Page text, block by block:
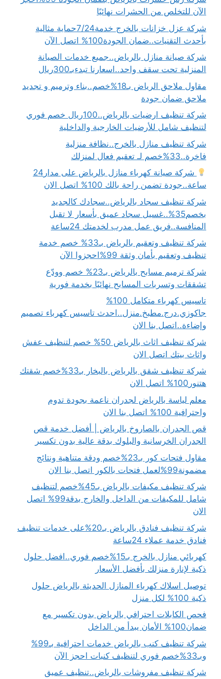
الآن للتخلص من الحشرات نهائيًا
شركة عزل خزانات بالخرج خدمة7/24حماية مثالية
بأحدث التقنيات..ضمان الجودة100% اتصل الآن
شركة صيانة منازل بالرياض..جميع خدمات الصيانة
المنزلية تحت سقف واحد..اسعارنا تبدءبـ300ريال
مقاول ملاحق الرياض بـ18%خصم..بناء وترميم و تجديد
ملاحق ضمان جودة
شركة تنظيف ارضيات بالرياض..100ريال خصم فوري
لتنظيف شامل للأرضيات الخارجية والداخلية
شركة تنظيف منازل بالخرج..نظافة منزلية
فاخرة..33%خصم لـ تعقيم فعال لمنزلك
شركة صيانة كهرباء منازل بالرياض على مدار24
ساعة..جودة تضمن راحة بالك 100% اتصل الان
شركة تنظيف سجاد بالرياض..سجادك كالجديد
بخصم35%..غسيل سجاد عميق بأسعار لا تقبل
المنافسة..فريق عمل مدرب لخدمتك 24ساعة
شركة تنظيف وتعقيم بالرياض بـ33% خصم خدمة
تنظيف وتعقيم بأمان وثقة 99%احجزوا الآن
شركة ترميم مسابح بالرياض بـ23% خصم وودّع
تشققات وتسربات المسابح نهائيًا بخدمة فورية
تاسيس كهرباء متكامل 100%
جاكوزي.درج.مطبخ.منزل..احدث تاسيس كهرباء تصميم
وإضاءة..اتصل بنا الان
شركة تنظيف اثاث بالرياض 50% خصم لتنظيف عفش
واثاث بيتك اتصل الان
شركة تنظيف شقق بالرياض بالبخار بـ33%خصم شقتك
هتنور100% اتصل الان
معلم لياسة بالرياض لجدران ناعمة بجودة تدوم
واحترافية 100% اتصل بنا الان
قص الجدران بالصاروخ بالرياض | أفضل خدمة قص
الجدران الخرسانية والبلوك بدقة عالية بدون تكسير
مقاول فتحات كور بـ23%خصم ودقة متناهية ونتائج
مضمونة99%لعمل فتحات بالكور اتصل بنا الان
شركة تنظيف مكيفات بالرياض بـ45%خصم لتنظيف
شامل للمكيفات من الداخل والخارج بدقة99% اتصل
الان
شركة تنظيف فنادق بالرياض بـ20%على خدمات تنظيف
فنادق خدمة عملاء 24ساعة
كهربائي منازل بالخرج بـ15%خصم فوري..افضل حلول
ذكية لإنارة منزلك بأفضل الأسعار
توصيل اسلاك كهرباء المنازل الحديثة بالرياض حلول
ذكية 100% لكل منزل
فحص الكابلات احترافي بالرياض بدون تكسير مع
ضمان100% الأمان يبدأ من الداخل
شركة تنظيف كنب بالرياض خدمات احترافية بـ99%
وبـ33%خصم فوري لتنظيف كنبات احجز الآن
شركة تنظيف مفروشات بالرياض..تنظيف عميق